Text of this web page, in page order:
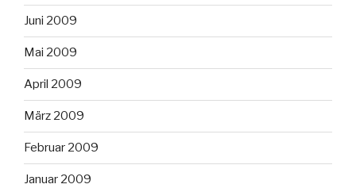
Juni 2009
Mai 2009
April 2009
März 2009
Februar 2009
Januar 2009